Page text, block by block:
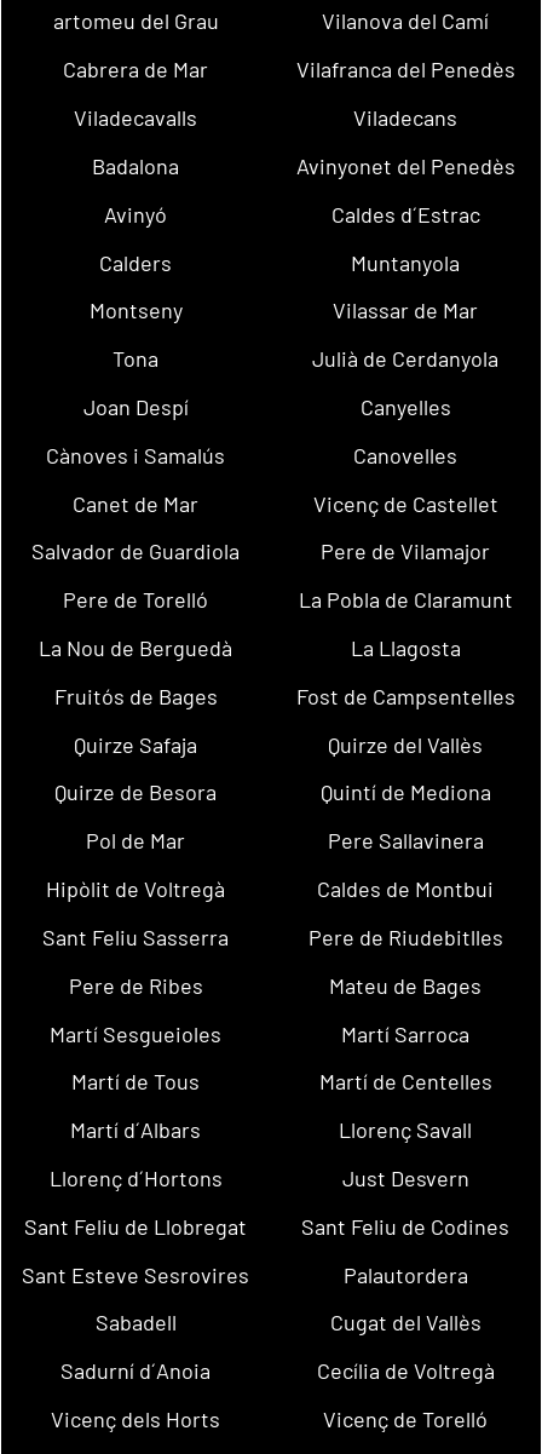
artomeu del Grau
Vilanova del Camí
Cabrera de Mar
Vilafranca del Penedès
Viladecavalls
Viladecans
Badalona
Avinyonet del Penedès
Avinyó
Caldes d´Estrac
Calders
Muntanyola
Montseny
Vilassar de Mar
Tona
Julià de Cerdanyola
Joan Despí
Canyelles
Cànoves i Samalús
Canovelles
Canet de Mar
Vicenç de Castellet
Salvador de Guardiola
Pere de Vilamajor
Pere de Torelló
La Pobla de Claramunt
La Nou de Berguedà
La Llagosta
Fruitós de Bages
Fost de Campsentelles
Quirze Safaja
Quirze del Vallès
Quirze de Besora
Quintí de Mediona
Pol de Mar
Pere Sallavinera
Hipòlit de Voltregà
Caldes de Montbui
Sant Feliu Sasserra
Pere de Riudebitlles
Pere de Ribes
Mateu de Bages
Martí Sesgueioles
Martí Sarroca
Martí de Tous
Martí de Centelles
Martí d´Albars
Llorenç Savall
Llorenç d´Hortons
Just Desvern
Sant Feliu de Llobregat
Sant Feliu de Codines
Sant Esteve Sesrovires
Palautordera
Sabadell
Cugat del Vallès
Sadurní d´Anoia
Cecília de Voltregà
Vicenç dels Horts
Vicenç de Torelló